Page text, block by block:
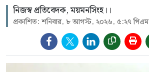
নিজস্ব প্রতিবেদক, ময়মনসিংহ।।
প্রকাশিত: শনিবার, ৮ আগস্ট, ২০২৬, ৫:২৭ পিএম